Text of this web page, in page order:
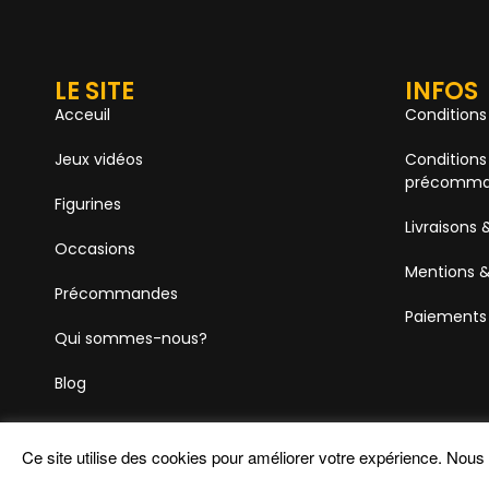
LE SITE
Acceuil
Jeux vidéos
Figurines
Occasions
Précommandes
Qui sommes-nous?
Blog
INFOS
Livraisons
Mentions
Paiements
Ce site utilise des cookies pour améliorer votre expérience.